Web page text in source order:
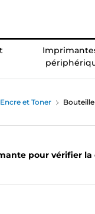
Encre et Toner
pour vérifier